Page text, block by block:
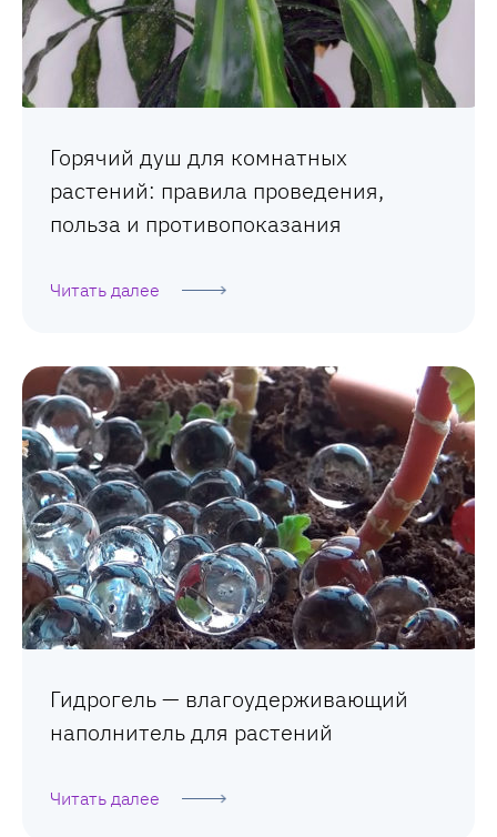
Горячий душ для комнатных
растений: правила проведения,
польза и противопоказания
Читать далее
Гидрогель — влагоудерживающий
наполнитель для растений
Читать далее